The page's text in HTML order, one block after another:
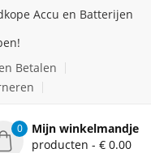
Accu en Batterijen
Betalen
0
Mijn winkelmandje
producten - € 0.00